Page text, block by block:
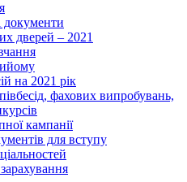
документи
дверей – 2021
на 2021 рік
фахових випробувань,
кампанії
для вступу